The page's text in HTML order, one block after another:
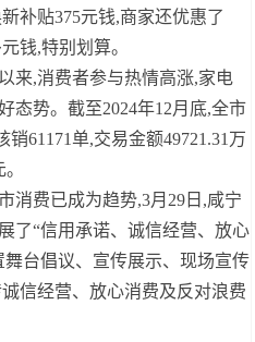
补贴375元钱,商家还优惠了
钱,特别划算。
来,消费者参与热情高涨,家电
态势。截至2024年12月底,全市
61171单,交易金额49721.31万
消费已成为趋势,3月29日,咸宁
了“信用承诺、诚信经营、放心
台倡议、宣传展示、现场宣传
信经营、放心消费及反对浪费